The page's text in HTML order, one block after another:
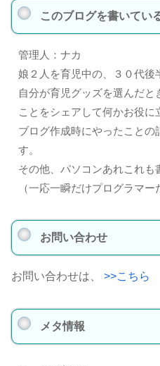
このブログを書いてい
管理人：ナカ
娘２人を育児中の、３０代後
自分が育児グッズを選んだ
ことをシェアして何かお役に
ブログ作成時にやったことの
す。
その他、パソコンあれこれも
（一応一瞬だけプログラマー
お問い合わせ
お問い合わせは、 >>こちら
メタ情報